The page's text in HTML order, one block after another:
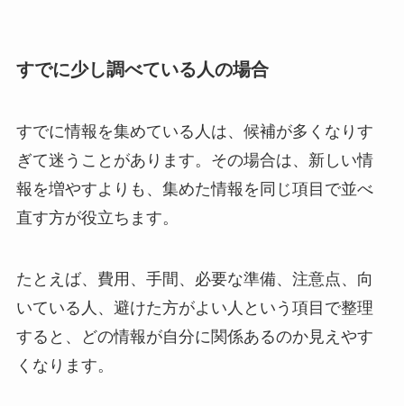
すでに少し調べている人の場合
すでに情報を集めている人は、候補が多くなりす
ぎて迷うことがあります。その場合は、新しい情
報を増やすよりも、集めた情報を同じ項目で並べ
直す方が役立ちます。
たとえば、費用、手間、必要な準備、注意点、向
いている人、避けた方がよい人という項目で整理
すると、どの情報が自分に関係あるのか見えやす
くなります。